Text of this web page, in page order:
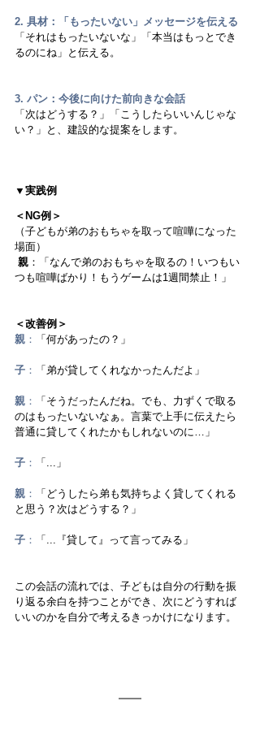
2. 具材：「もったいない」メッセージを伝える
「それはもったいないな」「本当はもっとでき
るのにね」と伝える。
3. パン：今後に向けた前向きな会話
「次はどうする？」「こうしたらいいんじゃな
い？」と、建設的な提案をします。
▼実践例
＜NG例＞
（子どもが弟のおもちゃを取って喧嘩になった
場面）
親 ：「なんで弟のおもちゃを取るの！いつもい
つも喧嘩ばかり！もうゲームは1週間禁止！」
＜改善例＞
親 ： 「何があったの？」
子 ： 「弟が貸してくれなかったんだよ」
親 ：
「そうだったんだね。でも、力ずくで取る
のはもったいないなぁ。言葉で上手に伝えたら
普通に貸してくれたかもしれないのに…」
子 ： 「...」
親 ：
「どうしたら弟も気持ちよく貸してくれる
と思う？次はどうする？」
子 ： 「...『貸して』って言ってみる」
この会話の流れでは、子どもは自分の行動を振
り返る余白を持つことができ、次にどうすれば
いいのかを自分で考えるきっかけになります。